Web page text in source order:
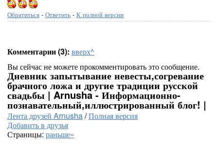
Обратиться - Ответить - К полной версии
Комментарии (3): вверх^
Вы сейчас не можете прокомментировать это сообщение.
Дневник запытывание невесты,согревание
брачного ложа и другие традиции русской
свадьбы | Arnusha - Информационно-
познавательный,иллюстрированный блог! |
Лента друзей Arnusha/Полная версия
Добавить в друзья
Страницы: раньше»